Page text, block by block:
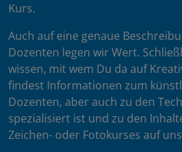
Kurs.
Auch auf eine genaue
Dozenten legen wir Wert.
wissen, mit wem Du da auf
findest Informationen zum
Dozenten, aber auch zu den
spezialisiert ist und zu den
Zeichen- oder Fotokurses auf